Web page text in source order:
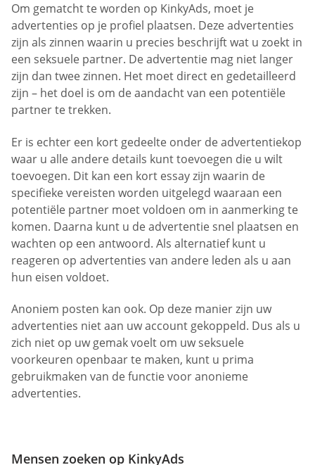
Om gematcht te worden op KinkyAds, moet je
advertenties op je profiel plaatsen. Deze advertenties
zijn als zinnen waarin u precies beschrijft wat u zoekt in
een seksuele partner. De advertentie mag niet langer
zijn dan twee zinnen. Het moet direct en gedetailleerd
zijn – het doel is om de aandacht van een potentiële
partner te trekken.
Er is echter een kort gedeelte onder de advertentiekop
waar u alle andere details kunt toevoegen die u wilt
toevoegen. Dit kan een kort essay zijn waarin de
specifieke vereisten worden uitgelegd waaraan een
potentiële partner moet voldoen om in aanmerking te
komen. Daarna kunt u de advertentie snel plaatsen en
wachten op een antwoord. Als alternatief kunt u
reageren op advertenties van andere leden als u aan
hun eisen voldoet.
Anoniem posten kan ook. Op deze manier zijn uw
advertenties niet aan uw account gekoppeld. Dus als u
zich niet op uw gemak voelt om uw seksuele
voorkeuren openbaar te maken, kunt u prima
gebruikmaken van de functie voor anonieme
advertenties.
Mensen zoeken op KinkyAds